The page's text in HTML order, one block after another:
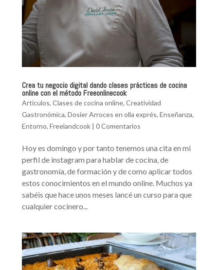
Crea tu negocio digital dando clases prácticas de cocina
online con el método Freeonlinecook
Artículos, Clases de cocina online, Creatividad
Gastronómica, Dosier Arroces en olla exprés, Enseñanza,
Entorno, Freelandcook| 0 Comentarios
Hoy es domingo y por tanto tenemos una cita en mi
perfil de instagram para hablar de cocina, de
gastronomía, de formación y de como aplicar todos
estos conocimientos en el mundo online. Muchos ya
sabéis que hace unos meses lancé un curso para que
cualquier cocinero...